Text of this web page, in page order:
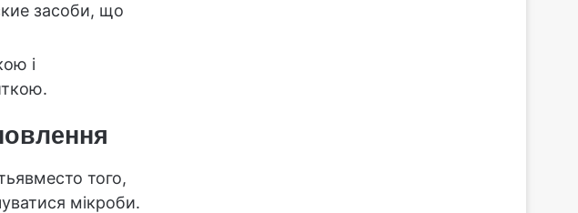
засоби, що
і
того,
мікроби.